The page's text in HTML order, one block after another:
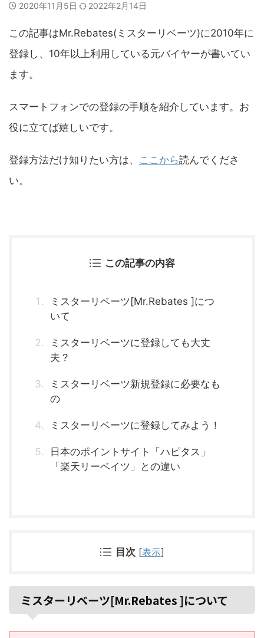
2020年11月5日 2022年2月14日
この記事はMr.Rebates(ミスターリベーツ)に2010年に
登録し、10年以上利用している元バイヤーが書いてい
ます。
スマートフォンでの登録の手順を紹介しています。お
役に立てば嬉しいです。
登録方法だけ知りたい方は、 ここから読んでくださ
い。
この記事の内容
ミスターリベーツ[Mr.Rebates ]につ
いて
ミスターリベーツに登録しても大丈
夫？
ミスターリベーツ新規登録に必要なも
の
ミスターリベーツに登録してみよう！
日本のポイントサイト「ハピタス」
「楽天リーベイツ」との違い
目次 [表示]
ミスターリベーツ[Mr.Rebates ]について